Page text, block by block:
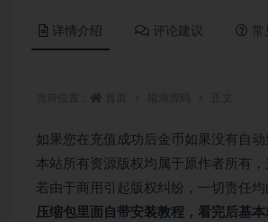
详情介绍 评论建议 常
如果您在充值成功后金币如果没有自
本站所有资源版权均属于原作者所有
若由于商用引起版权纠纷，一切责任
压缩包里面自带安装教程，看完后基